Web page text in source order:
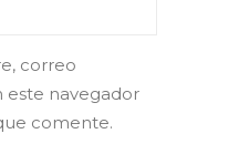
correo
este navegador
comente.